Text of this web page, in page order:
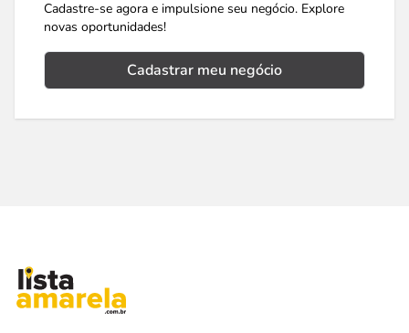
Cadastre-se agora e impulsione seu negócio. Explore
novas oportunidades!
Cadastrar meu negócio